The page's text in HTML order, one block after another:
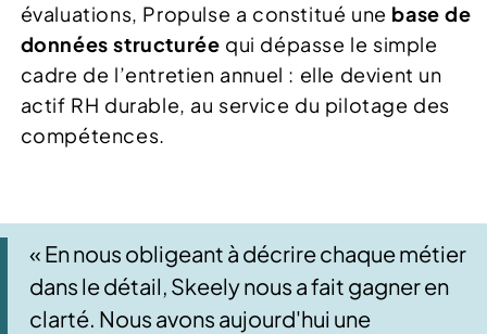
évaluations, Propulse a constitué une base de
données structurée qui dépasse le simple
cadre de l’entretien annuel : elle devient un
actif RH durable, au service du pilotage des
compétences.
« En nous obligeant à décrire chaque métier
dans le détail, Skeely nous a fait gagner en
clarté. Nous avons aujourd'hui une